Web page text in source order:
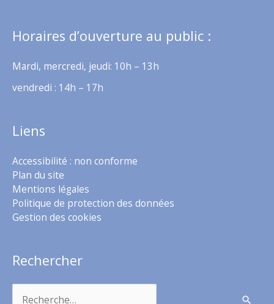
Horaires d’ouverture au public :
Mardi, mercredi, jeudi: 10h – 13h
vendredi : 14h – 17h
Liens
Accessibilité : non conforme
Plan du site
Mentions légales
Politique de protection des données
Gestion des cookies
Rechercher